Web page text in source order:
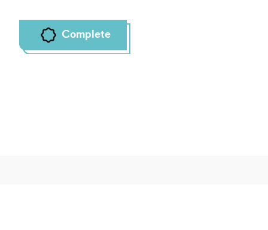
Complete